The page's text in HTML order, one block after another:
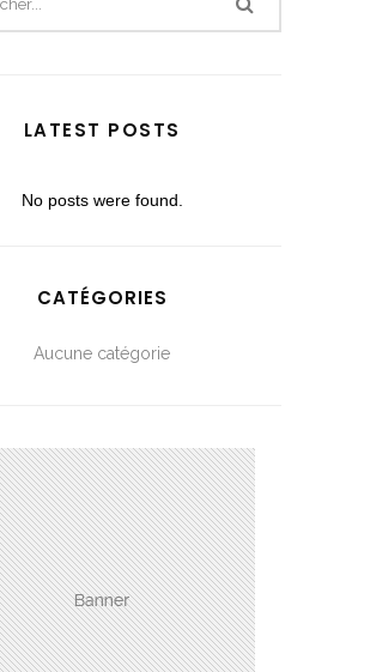
LATEST POSTS
No posts were found.
CATÉGORIES
Aucune catégorie